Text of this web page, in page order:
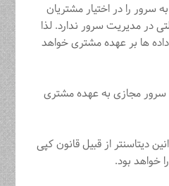
را در اختیار مشتریان
در مدیریت سرور ندارد. لذا
ها بر ‏عهده مشتری خواهد
سرور مجازی به عهده مشتری
دیتاسنتر از قبیل قانون کپی
خواهد بود.‏